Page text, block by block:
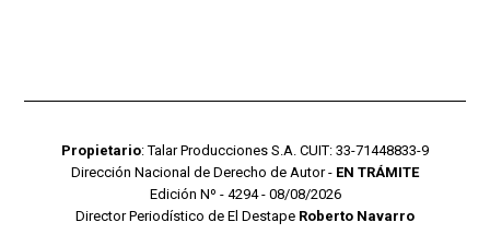
Propietario: Talar Producciones S.A. CUIT: 33-71448833-9
Dirección Nacional de Derecho de Autor - EN TRÁMITE
Edición Nº - 4294 - 08/08/2026
Director Periodístico de El Destape Roberto Navarro